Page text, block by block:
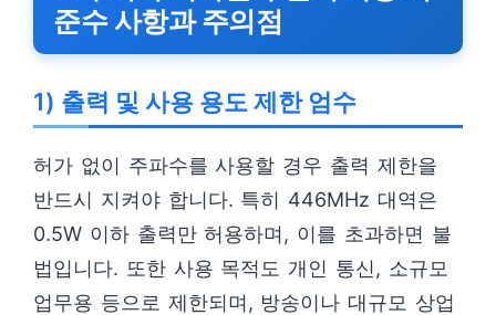
준수 사항과 주의점
1) 출력 및 사용 용도 제한 엄수
허가 없이 주파수를 사용할 경우 출력 제한을
반드시 지켜야 합니다. 특히 446MHz 대역은
0.5W 이하 출력만 허용하며, 이를 초과하면 불
법입니다. 또한 사용 목적도 개인 통신, 소규모
업무용 등으로 제한되며, 방송이나 대규모 상업